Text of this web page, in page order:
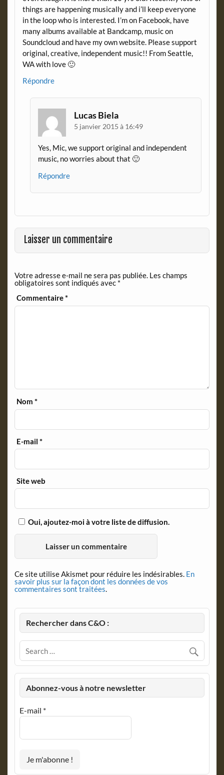
things are happening musically and i’ll keep everyone
in the loop who is interested. I’m on Facebook, have
many albums available at Bandcamp, music on
Soundcloud and have my own website. Please support
original, creative, independent music!! From Seattle,
WA with love 🙂
Répondre
Lucas Biela
5 janvier 2015 à 16:49
Yes, Mic, we support original and independent
music, no worries about that 🙂
Répondre
Laisser un commentaire
Votre adresse e-mail ne sera pas publiée. Les champs
obligatoires sont indiqués avec *
Commentaire*
Nom*
E-mail*
Site web
Oui, ajoutez-moi à votre liste de diffusion.
Ce site utilise Akismet pour réduire les indésirables. En
savoir plus sur la façon dont les données de vos
commentaires sont traitées.
Rechercher dans C&O :
Abonnez-vous à notre newsletter
E-mail *